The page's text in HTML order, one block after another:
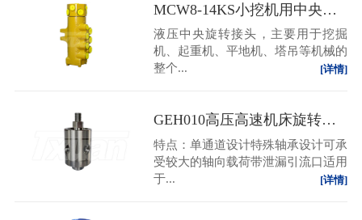
MCW8-14KS小挖机用中央回转接头
液压中央旋转接头，主要用于挖掘
机、起重机、平地机、塔吊等机械的
整个...
[详情]
GEH010高压高速机床旋转接头
特点：单通道设计特殊轴承设计可承
受较大的轴向载荷带泄漏引流口适用
于...
[详情]